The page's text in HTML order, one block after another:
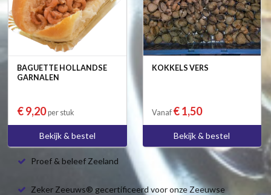
BAGUETTE HOLLANDSE
GARNALEN
€ 9,20per stuk
Bekijk & bestel
KOKKELS VERS
Vanaf € 1,50
Bekijk & bestel
Proef & beleef Zeeland
Zeker Zeeuws® gecertificeerd voor onze Zeeuwse